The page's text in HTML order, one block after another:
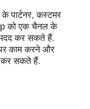
पार्टनर, कस्टमर
को एक चैनल के
कर सकते हैं.
काम करने और
कर सकते हैं.